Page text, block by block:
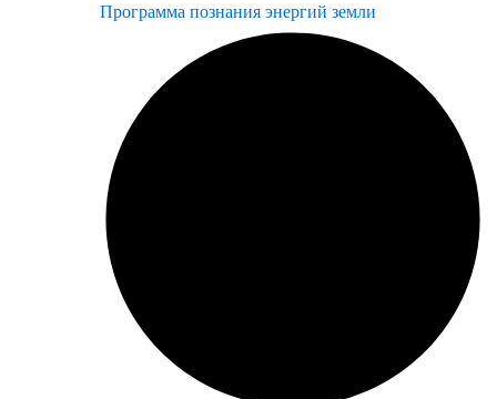
Программа познания энергий земли